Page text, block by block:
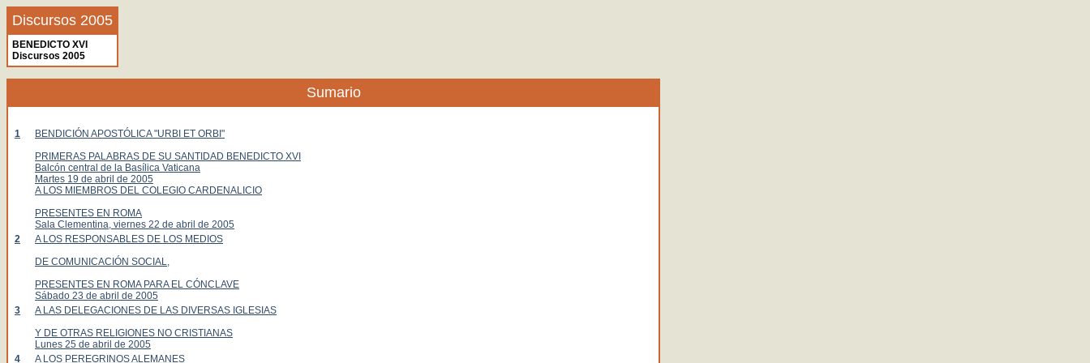
Discursos 2005
BENEDICTO XVI
Discursos 2005
Sumario
1
BENDICIÓN APOSTÓLICA "URBI ET ORBI"
PRIMERAS PALABRAS DE SU SANTIDAD BENEDICTO XVI
Balcón central de la Basílica Vaticana
Martes 19 de abril de 2005
A LOS MIEMBROS DEL COLEGIO CARDENALICIO
PRESENTES EN ROMA
Sala Clementina, viernes 22 de abril de 2005
2
A LOS RESPONSABLES DE LOS MEDIOS
DE COMUNICACIÓN SOCIAL,
PRESENTES EN ROMA PARA EL CÓNCLAVE
Sábado 23 de abril de 2005
3
A LAS DELEGACIONES DE LAS DIVERSAS IGLESIAS
Y DE OTRAS RELIGIONES NO CRISTIANAS
Lunes 25 de abril de 2005
4
A LOS PEREGRINOS ALEMANES